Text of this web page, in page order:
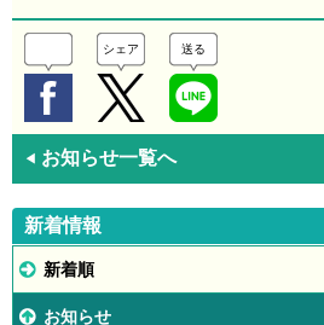
シェア 送る
◀ お知らせ一覧へ
新着情報
新着順
お知らせ